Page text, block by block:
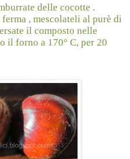
delle cocotte .
, mescolateli al purè di
il composto nelle
il forno a 170° C, per 20